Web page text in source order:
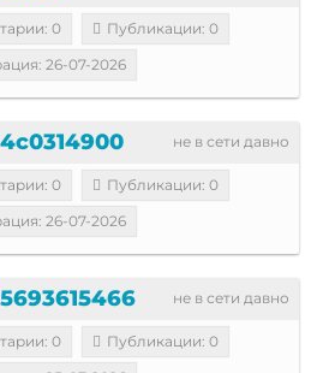
0
Публикации: 0
26-07-2026
не в сети давно
0
Публикации: 0
26-07-2026
не в сети давно
0
Публикации: 0